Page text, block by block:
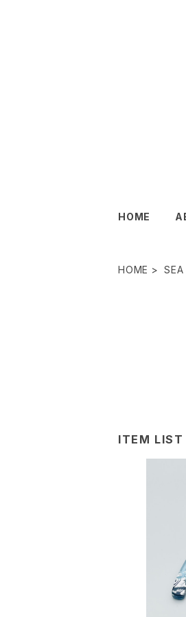
HOME
HOME SEA
ITEM LIST